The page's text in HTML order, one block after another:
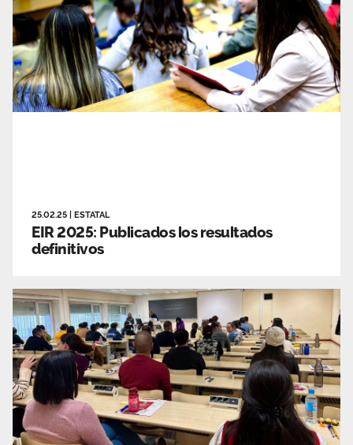
25.02.25 ESTATAL
EIR 2025: Publicados los resultados
definitivos